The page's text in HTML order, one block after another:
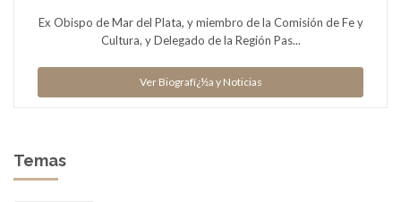
Ex Obispo de Mar del Plata, y miembro de la Comisión de Fe y
Cultura, y Delegado de la Región Pas...
Ver Biografï¿½a y Noticias
Temas